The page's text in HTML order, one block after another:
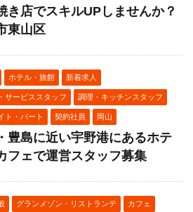
き店でスキルUPしませんか？
東山区
ホテル・旅館 新着求人
サービススタッフ 調理・キッチンスタッフ
ト・パート 契約社員 岡山
豊島に近い宇野港にあるホテ
フェで運営スタッフ募集
グランメゾン・リストランテ カフェ